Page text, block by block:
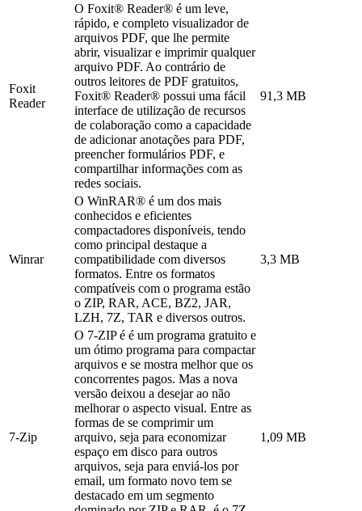
Foxit
Reader
O Foxit® Reader® é um leve,
rápido, e completo visualizador de
arquivos PDF, que lhe permite
abrir, visualizar e imprimir qualquer
arquivo PDF. Ao contrário de
outros leitores de PDF gratuitos,
Foxit® Reader® possui uma fácil
interface de utilização de recursos
de colaboração como a capacidade
de adicionar anotações para PDF,
preencher formulários PDF, e
compartilhar informações com as
redes sociais.
91,3 MB
Winrar
O WinRAR® é um dos mais
conhecidos e eficientes
compactadores disponíveis, tendo
como principal destaque a
compatibilidade com diversos
formatos. Entre os formatos
compatíveis com o programa estão
o ZIP, RAR, ACE, BZ2, JAR,
LZH, 7Z, TAR e diversos outros.
3,3 MB
7-Zip
O 7-ZIP é é um programa gratuito e
um ótimo programa para compactar
arquivos e se mostra melhor que os
concorrentes pagos. Mas a nova
versão deixou a desejar ao não
melhorar o aspecto visual. Entre as
formas de se comprimir um
arquivo, seja para economizar
espaço em disco para outros
arquivos, seja para enviá-los por
email, um formato novo tem se
destacado em um segmento
1,09 MB